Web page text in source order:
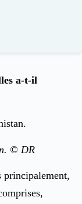
a-t-il
© DR
principalement,